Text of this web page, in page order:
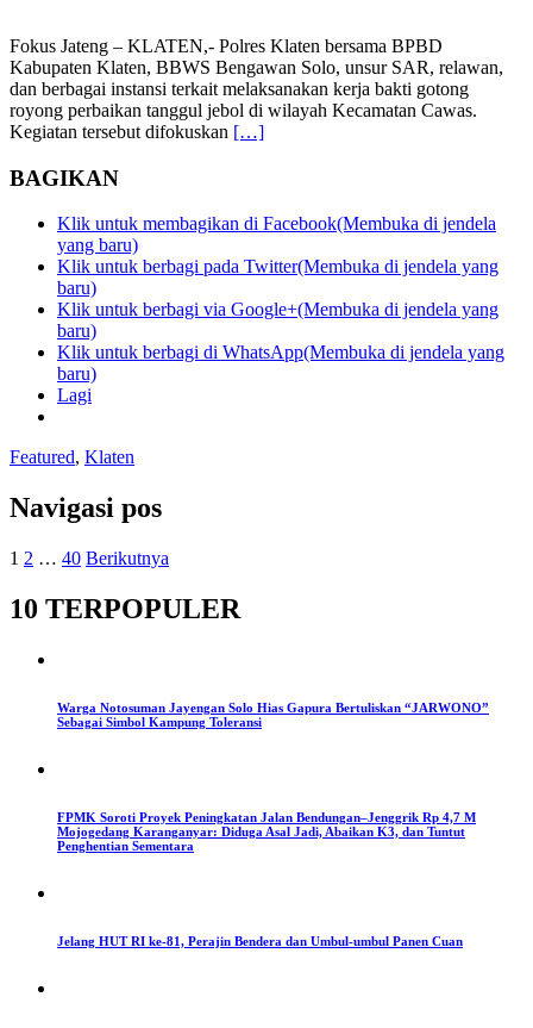
Fokus Jateng – KLATEN,- Polres Klaten bersama BPBD
Kabupaten Klaten, BBWS Bengawan Solo, unsur SAR, relawan,
dan berbagai instansi terkait melaksanakan kerja bakti gotong
royong perbaikan tanggul jebol di wilayah Kecamatan Cawas.
Kegiatan tersebut difokuskan […]
BAGIKAN
Klik untuk membagikan di Facebook(Membuka di jendela
yang baru)
Klik untuk berbagi pada Twitter(Membuka di jendela yang
baru)
Klik untuk berbagi via Google+(Membuka di jendela yang
baru)
Klik untuk berbagi di WhatsApp(Membuka di jendela yang
baru)
Lagi
Featured, Klaten
Navigasi pos
1 2 … 40 Berikutnya
10 TERPOPULER
Warga Notosuman Jayengan Solo Hias Gapura Bertuliskan “JARWONO”
Sebagai Simbol Kampung Toleransi
FPMK Soroti Proyek Peningkatan Jalan Bendungan–Jenggrik Rp 4,7 M
Mojogedang Karanganyar: Diduga Asal Jadi, Abaikan K3, dan Tuntut
Penghentian Sementara
Jelang HUT RI ke-81, Perajin Bendera dan Umbul-umbul Panen Cuan